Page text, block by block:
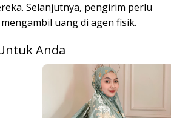
Selanjutnya, pengirim perlu
uang di agen fisik.
Anda